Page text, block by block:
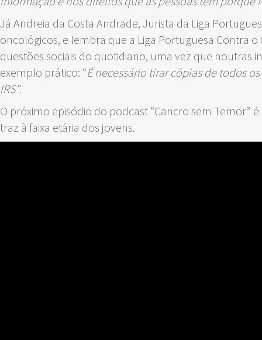
Já Andreia da Costa Andrade, Jurista da Liga
oncológicos, e lembra que a Liga Portuguesa Contra
questões sociais do quotidiano, uma vez que noutras
exemplo prático: “É necessário tirar cópias de todos
IRS”.
O próximo episódio do podcast “Cancro sem Temor”
traz à faixa etária dos jovens.